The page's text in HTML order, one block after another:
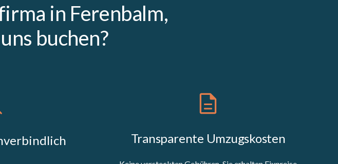
in Ferenbalm,
buchen?
Transparente Umzugskosten